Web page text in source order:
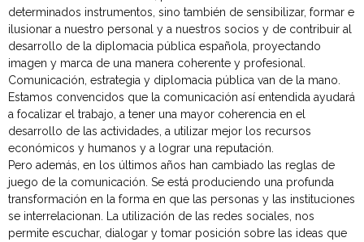
determinados instrumentos, sino también de sensibilizar, formar e
ilusionar a nuestro personal y a nuestros socios y de contribuir al
desarrollo de la diplomacia pública española, proyectando
imagen y marca de una manera coherente y profesional.
Comunicación, estrategia y diplomacia pública van de la mano.
Estamos convencidos que la comunicación así entendida ayudará
a focalizar el trabajo, a tener una mayor coherencia en el
desarrollo de las actividades, a utilizar mejor los recursos
económicos y humanos y a lograr una reputación.
Pero además, en los últimos años han cambiado las reglas de
juego de la comunicación. Se está produciendo una profunda
transformación en la forma en que las personas y las instituciones
se interrelacionan. La utilización de las redes sociales, nos
permite escuchar, dialogar y tomar posición sobre las ideas que